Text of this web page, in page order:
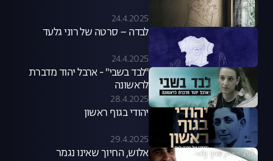
24.4.2025
לבדה – סרטה של רוני גלעד
24.4.2025
"לבד בשבי" - ארבל יהוד מדברת
לראשונה
28.4.2025
יהודי בגוף ראשון
29.4.2025
אלוש, החיוך שאינו נגמר